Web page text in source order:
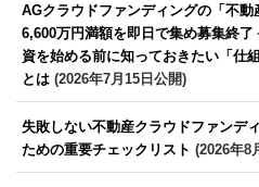
AGクラウドファンディングの「不動
6,600万円満額を即日で集め募集終
資を始める前に知っておきたい「仕
とは (2026年7月15日公開)
失敗しない不動産クラウドファンデ
ための重要チェックリスト (2026年8